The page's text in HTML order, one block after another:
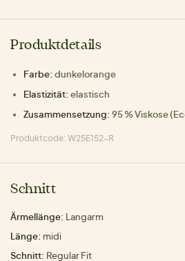
Produktdetails
Farbe: dunkelorange
Elastizität: elastisch
Zusammensetzung: 95 % Viskose
Produktcode: W25E152-R
Schnitt
Ärmellänge: Langarm
Länge: midi
Schnitt: Regular Fit